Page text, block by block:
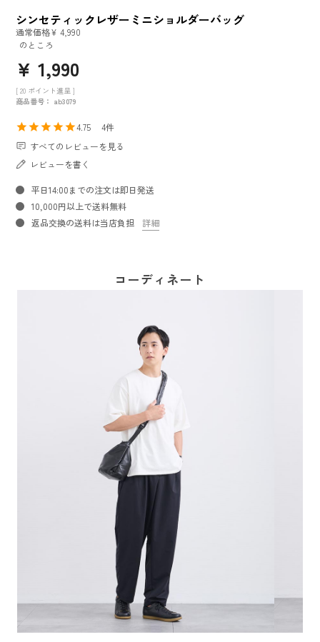
シンセティックレザーミニショルダーバッグ
通常価格¥ 4,990
のところ
¥ 1,990
[ 20 ポイント進呈 ]
商品番号
ab3079
4.75
4
すべてのレビューを見る
レビューを書く
平日14:00までの注文は即日発送
10,000円以上で送料無料
返品交換の送料は当店負担
詳細
コーディネート